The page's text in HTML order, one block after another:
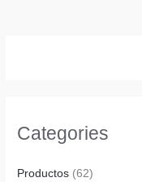
Categories
Productos (62)